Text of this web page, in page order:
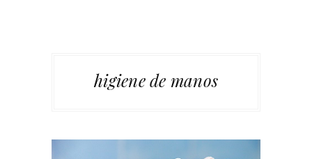
higiene de manos